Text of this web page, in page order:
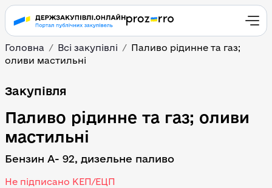
Головна Всі закупівлі
Паливо рідинне та газ;
оливи мастильні
Паливо рідинне та газ;
Закупівля
Паливо рідинне та газ; оливи
мастильні
Бензин А- 92, дизельне паливо
Не підписано КЕП/ЕЦП